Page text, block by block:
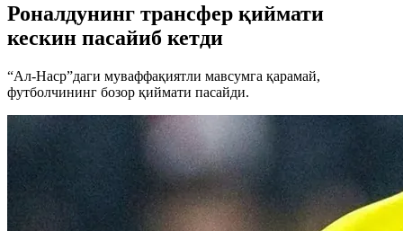
Роналдунинг трансфер қиймати
кескин пасайиб кетди
“Ал-Наср”даги муваффақиятли мавсумга қарамай,
футболчининг бозор қиймати пасайди.